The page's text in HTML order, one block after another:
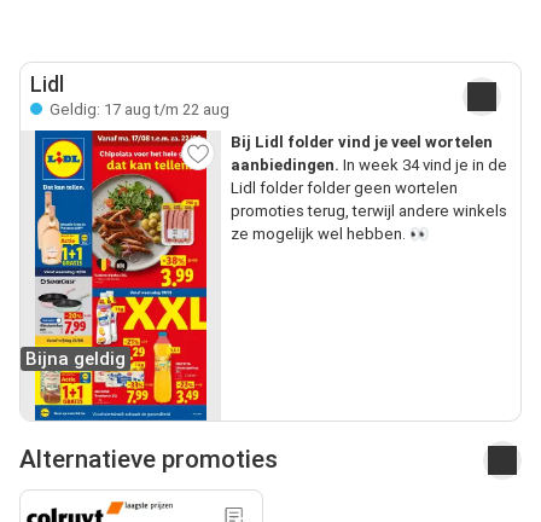
Lidl
Geldig: 17 aug t/m 22 aug
Bijna geldig
Bij Lidl folder vind je veel wortelen
aanbiedingen. In week 34 vind je in de
Lidl folder folder geen wortelen
promoties terug, terwijl andere winkels
ze mogelijk wel hebben. 👀
Alternatieve promoties